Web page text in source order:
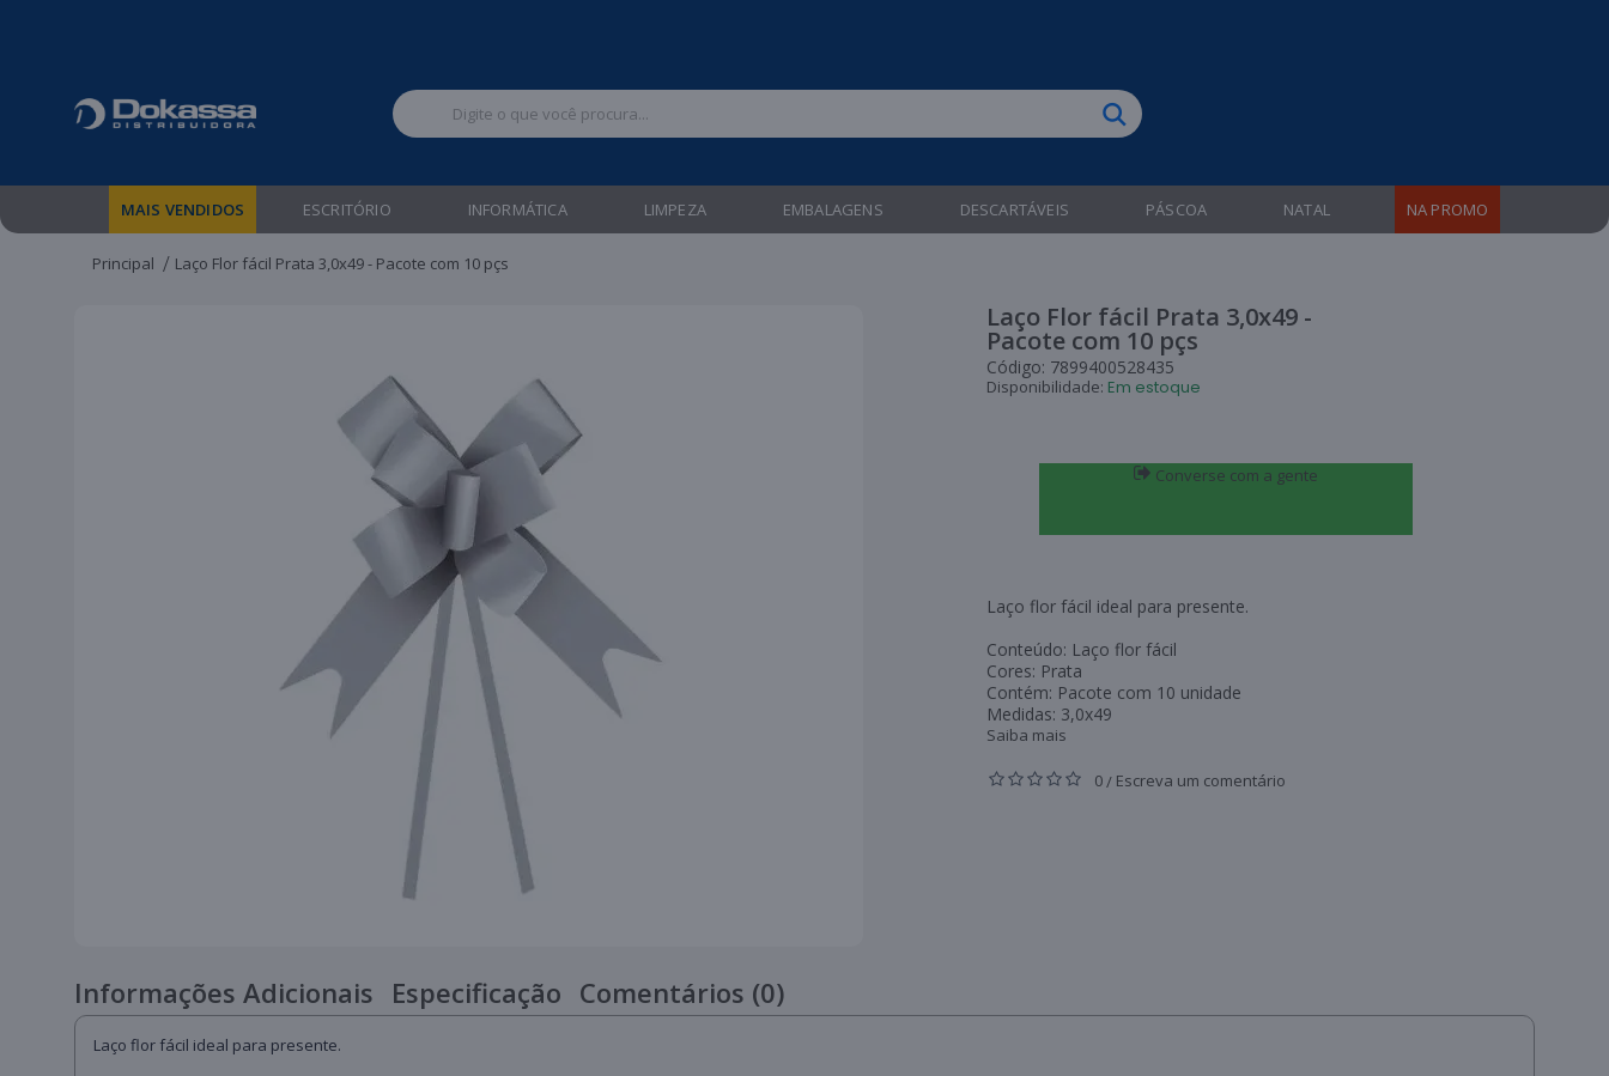
MAIS VENDIDOS ESCRITÓRIO INFORMÁTICA LIMPEZA EMBALAGENS DESCARTÁVEIS PÁSCOA NATAL NA PROMO
Principal Laço Flor fácil Prata 3,0x49 - Pacote com 10 pçs
Laço Flor fácil Prata 3,0x49 -
Pacote com 10 pçs
Código: 7899400528435
Disponibilidade: Em estoque
Converse com a gente
Laço flor fácil ideal para presente.
Conteúdo: Laço flor fácil
Cores: Prata
Contém: Pacote com 10 unidade
Medidas: 3,0x49
Saiba mais
0/ Escreva um comentário
Informações Adicionais Especificação Comentários (0)
Laço flor fácil ideal para presente.